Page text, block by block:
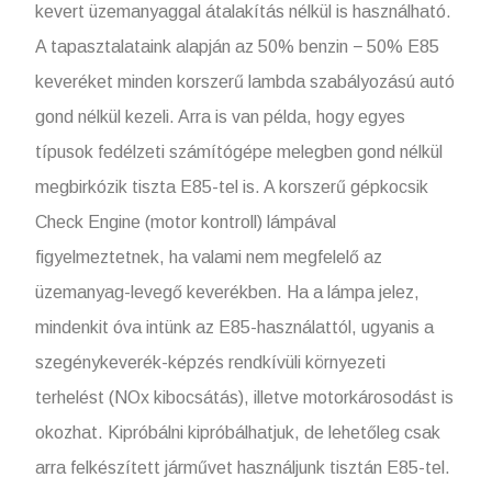
kevert üzemanyaggal átalakítás nélkül is használható.
A tapasztalataink alapján az 50% benzin − 50% E85
keveréket minden korszerű lambda szabályozású autó
gond nélkül kezeli. Arra is van példa, hogy egyes
típusok fedélzeti számítógépe melegben gond nélkül
megbirkózik tiszta E85-tel is. A korszerű gépkocsik
Check Engine (motor kontroll) lámpával
figyelmeztetnek, ha valami nem megfelelő az
üzemanyag-levegő keverékben. Ha a lámpa jelez,
mindenkit óva intünk az E85-használattól, ugyanis a
szegénykeverék-képzés rendkívüli környezeti
terhelést (NOx kibocsátás), illetve motorkárosodást is
okozhat. Kipróbálni kipróbálhatjuk, de lehetőleg csak
arra felkészített járművet használjunk tisztán E85-tel.